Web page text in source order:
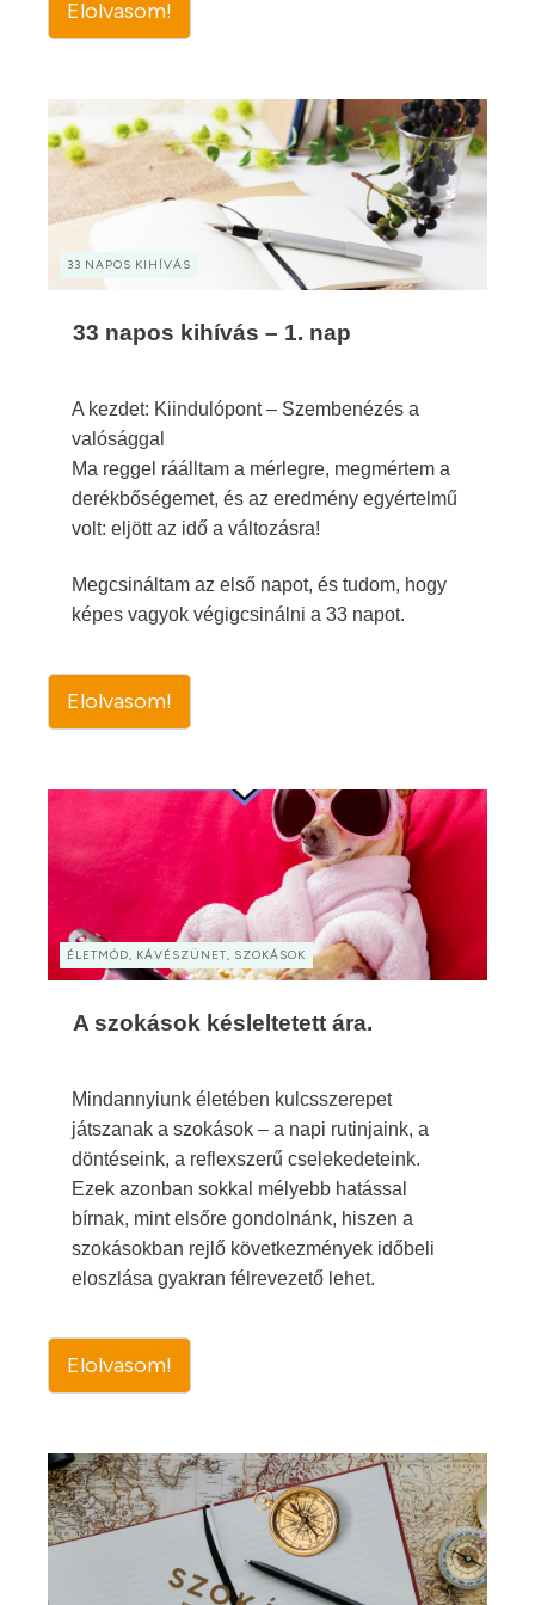
Elolvasom!
33 NAPOS KIHÍVÁS
33 napos kihívás – 1. nap
A kezdet: Kiindulópont – Szembenézés a
valósággal
Ma reggel ráálltam a mérlegre, megmértem a
derékbőségemet, és az eredmény egyértelmű
volt: eljött az idő a változásra!
Megcsináltam az első napot, és tudom, hogy
képes vagyok végigcsinálni a 33 napot.
Elolvasom!
ÉLETMÓD, KÁVÉSZÜNET, SZOKÁSOK
A szokások késleltetett ára.
Mindannyiunk életében kulcsszerepet
játszanak a szokások – a napi rutinjaink, a
döntéseink, a reflexszerű cselekedeteink.
Ezek azonban sokkal mélyebb hatással
bírnak, mint elsőre gondolnánk, hiszen a
szokásokban rejlő következmények időbeli
eloszlása gyakran félrevezető lehet.
Elolvasom!